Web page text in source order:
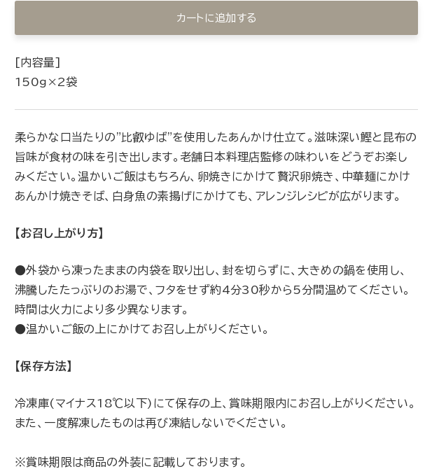
カートに追加する
[内容量]
150ｇ×2袋
柔らかな口当たりの"比叡ゆば"を使用したあんかけ仕立て。滋味深い鰹と昆布の
旨味が食材の味を引き出します。老舗日本料理店監修の味わいをどうぞお楽し
みください。温かいご飯はもちろん、卵焼きにかけて贅沢卵焼き、中華麺にかけ
あんかけ焼きそば、白身魚の素揚げにかけても、アレンジレシピが広がります。
【お召し上がり方】
●外袋から凍ったままの内袋を取り出し、封を切らずに、大きめの鍋を使用し、
沸騰したたっぷりのお湯で、フタをせず約4分30秒から5分間温めてください。
時間は火力により多少異なります。
●温かいご飯の上にかけてお召し上がりください。
【保存方法】
冷凍庫(マイナス18℃以下)にて保存の上、賞味期限内にお召し上がりください。
また、一度解凍したものは再び凍結しないでください。
※賞味期限は商品の外装に記載しております。